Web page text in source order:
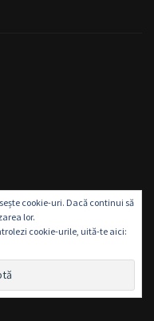
cookie-uri. Dacă continui să
lor.
cookie-urile, uită-te aici: